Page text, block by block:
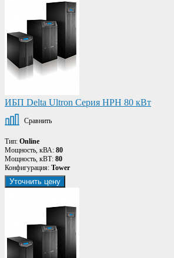
ИБП Delta Ultron Серия HPH 80 кВт
Сравнить
Тип: Online
Мощность, кВА: 80
Мощность, кВТ: 80
Конфигурация: Tower
Уточнить цену